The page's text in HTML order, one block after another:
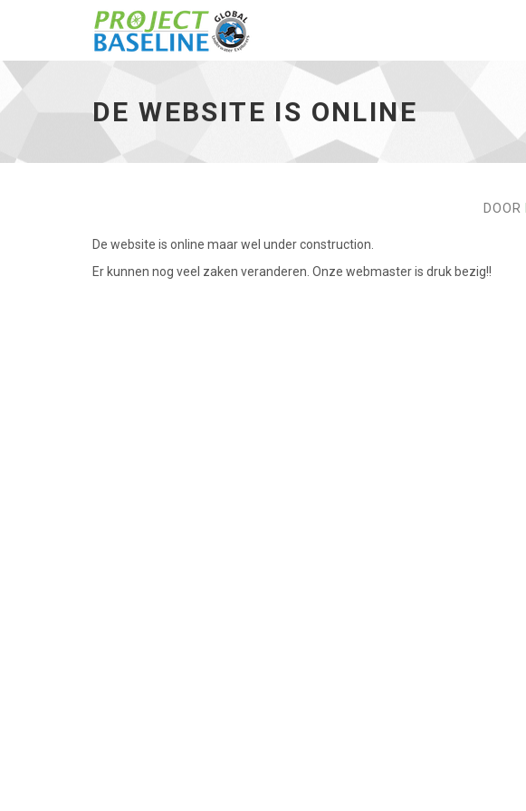
online
DE WEBSITE IS ONLINE
DOOR
De website is online maar wel under construction.
Er kunnen nog veel zaken veranderen. Onze webmaster is druk bezig!!